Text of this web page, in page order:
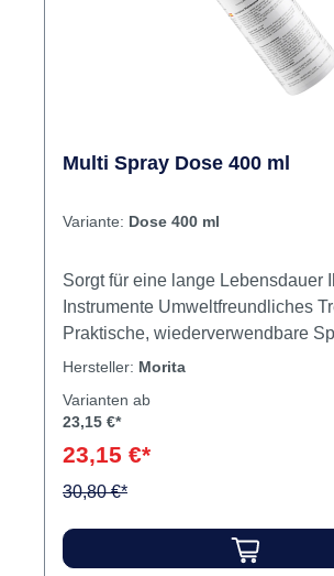
Multi Spray Dose 400 ml
Variante: Dose 400 ml
Sorgt für eine lange Lebensdauer
Instrumente Umweltfreundliches
Praktische, wiederverwendbare
Kann mit dem Lubrina-Pflegegerät
Sie, dass dieses Produkt der
Verwendung und
besondere Anforderungen. Details
Hersteller: Morita
Varianten ab
23,15 €*
23,15 €*
30,80 €*